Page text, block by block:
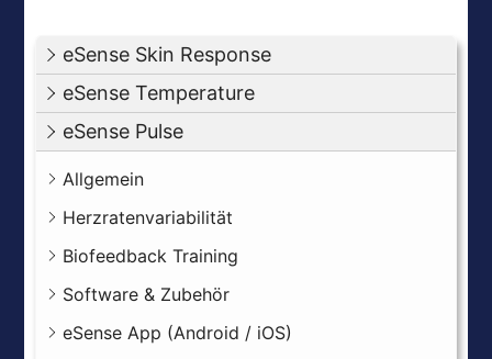
eSense Skin Response
eSense Temperature
eSense Pulse
Allgemein
Herzratenvariabilität
Biofeedback Training
Software & Zubehör
eSense App (Android / iOS)